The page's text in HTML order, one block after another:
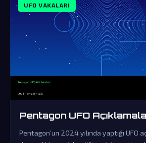
UFO VAKALARI
Pentagon UFO
Pentagon’un 2024 yılında yaptığı UFO